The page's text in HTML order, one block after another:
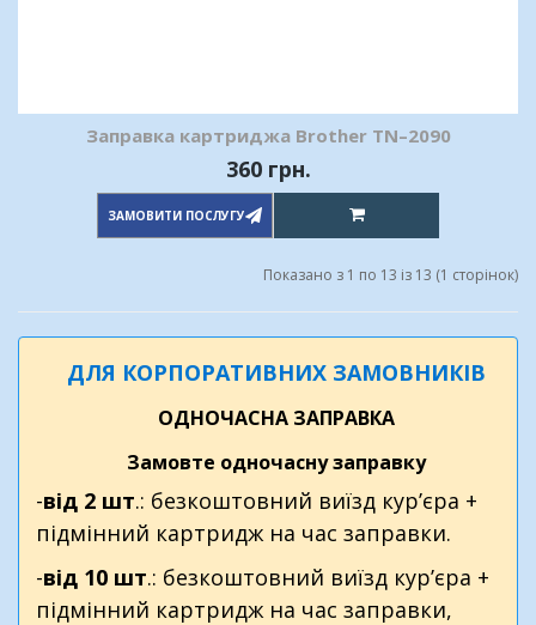
Заправка картриджа Brother TN–2090
360 грн.
ЗАМОВИТИ ПОСЛУГУ
Показано з 1 по 13 із 13 (1 сторінок)
ДЛЯ КОРПОРАТИВНИХ ЗАМОВНИКІВ
ОДНОЧАСНА ЗАПРАВКА
Замовте одночасну заправку
-від 2 шт.: безкоштовний виїзд кур’єра +
підмінний картридж на час заправки.
-від 10 шт.: безкоштовний виїзд кур’єра +
підмінний картридж на час заправки,